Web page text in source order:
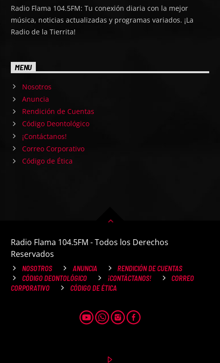
Radio Flama 104.5FM: Tu conexión diaria con la mejor
música, noticias actualizadas y programas variados. ¡La
Radio de la Tierrita!
MENU
Nosotros
Anuncia
Rendición de Cuentas
Código Deontológico
¡Contáctanos!
Correo Corporativo
Código de Ética
Radio Flama 104.5FM - Todos los Derechos
Reservados
NOSOTROS ANUNCIA
RENDICIÓN DE CUENTAS
CÓDIGO DEONTOLÓGICO
¡CONTÁCTANOS!
CORREO
CORPORATIVO
CÓDIGO DE ÉTICA